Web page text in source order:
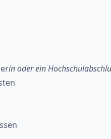
in oder ein